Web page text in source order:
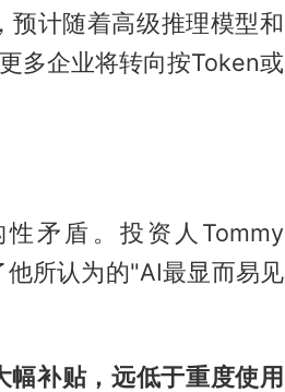
计随着高级推理模型和
多企业将转向按Token或
矛盾。投资人Tommy
所认为的"AI最显而易见
补贴，远低于重度使用